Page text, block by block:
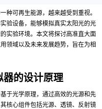
种可再生能源，越来越受到重视。
验设备，能够模拟真实太阳光的光
实验环境。本文将探讨高准直大面
领域以及未来发展趋势，旨在为相
器的设计原理
于光学原理，通过高效的光源和先
核心组件包括光源、透镜、反射镜